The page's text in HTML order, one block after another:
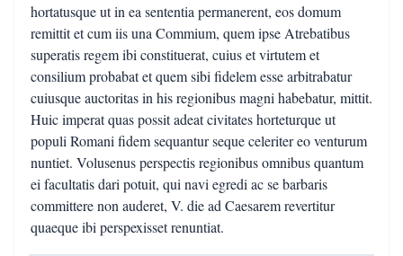
hortatusque ut in ea sententia permanerent, eos domum
remittit et cum iis una Commium, quem ipse Atrebatibus
superatis regem ibi constituerat, cuius et virtutem et
consilium probabat et quem sibi fidelem esse arbitrabatur
cuiusque auctoritas in his regionibus magni habebatur, mittit.
Huic imperat quas possit adeat civitates horteturque ut
populi Romani fidem sequantur seque celeriter eo venturum
nuntiet. Volusenus perspectis regionibus omnibus quantum
ei facultatis dari potuit, qui navi egredi ac se barbaris
committere non auderet, V. die ad Caesarem revertitur
quaeque ibi perspexisset renuntiat.